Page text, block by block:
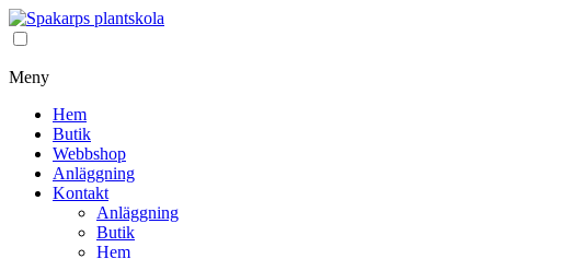
Meny
Hem
Butik
Webbshop
Anläggning
Kontakt
Anläggning
Butik
Hem